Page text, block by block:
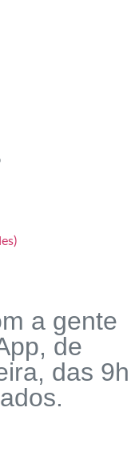
a gente
de
das 9h